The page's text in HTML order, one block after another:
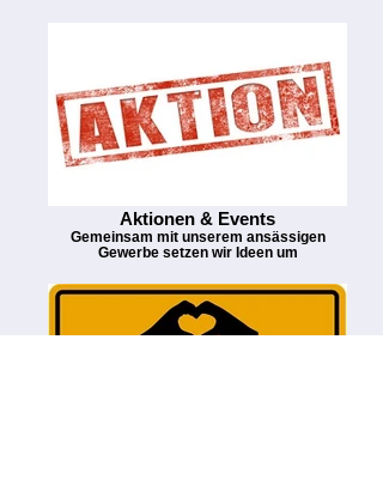
Aktionen & Events
Gemeinsam mit unserem ansässigen
Gewerbe setzen wir Ideen um